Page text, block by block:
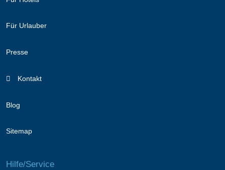
Für Urlauber
Presse
Kontakt
Blog
Sitemap
Hilfe/Service